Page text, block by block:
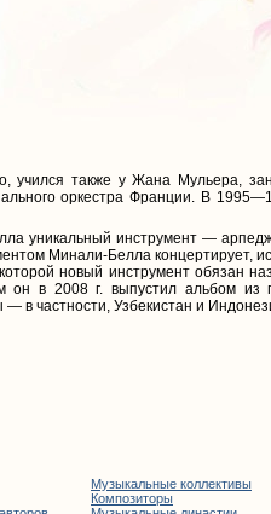
также у Жана Мульера,
оркестра Франции. В
уникальный инструмент —
Минали-Белла концертирует,
новый инструмент обязан
в 2008 г. выпустил альбом из
в частности, Узбекистан и
Музыкальные коллективы
Композиторы